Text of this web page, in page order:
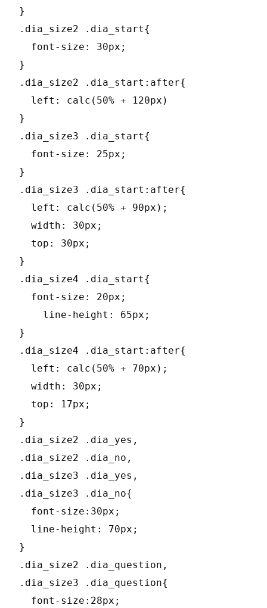
}
.dia_size2 .dia_start{
  font-size: 30px;
}
.dia_size2 .dia_start:after{
  left: calc(50% + 120px)
}
.dia_size3 .dia_start{
  font-size: 25px;
}
.dia_size3 .dia_start:after{
  left: calc(50% + 90px);
  width: 30px;
  top: 30px;
}
.dia_size4 .dia_start{
  font-size: 20px;
    line-height: 65px;
}
.dia_size4 .dia_start:after{
  left: calc(50% + 70px);
  width: 30px;
  top: 17px;
}
.dia_size2 .dia_yes,
.dia_size2 .dia_no,
.dia_size3 .dia_yes,
.dia_size3 .dia_no{
  font-size:30px;
  line-height: 70px;
}
.dia_size2 .dia_question,
.dia_size3 .dia_question{
  font-size:28px;